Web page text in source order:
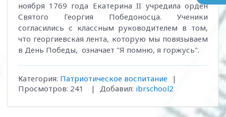
ноября 1769 года Екатерина II учредила орден
Святого Георгия Победоносца. Ученики
согласились с классным руководителем в том,
что георгиевская лента, которую мы повязываем
в День Победы, означает "Я помню, я горжусь".
Категория: Патриотическое воспитание
|
Просмотров: 241 | Добавил: ibrschool2